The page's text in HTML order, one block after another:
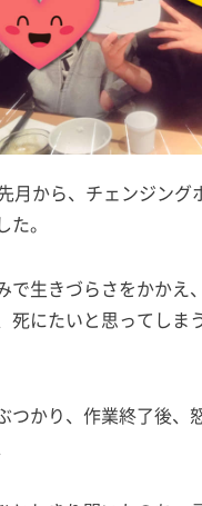
月から、チェンジング
。
で生きづらさをかかえ
死にたいと思ってしま
つかり、作業終了後、